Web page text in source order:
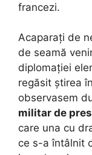
francezi.
Acaparați de
de seamă
diplomației
regăsit știrea
observasem
militar de
care una cu
ce s-a întâlnit